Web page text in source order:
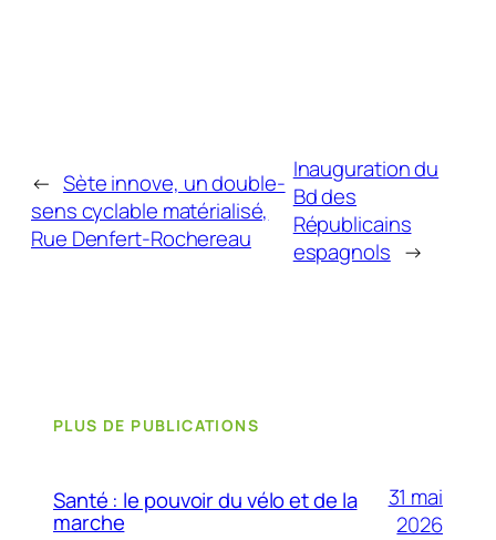
← Sète innove, un double-
sens cyclable matérialisé,
Rue Denfert-Rochereau
Inauguration du
Bd des
Républicains
espagnols →
PLUS DE PUBLICATIONS
Santé : le pouvoir du vélo et de la
marche
31 mai
2026